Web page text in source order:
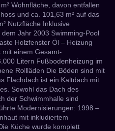
Wohnfläche, davon entfallen
und ca. 101,63 m² auf das
Nutzfläche Inklusive
Jahr 2003 Swimming-Pool
Holzfenster Öl – Heizung
einem Gesamt-
Litern Fußbodenheizung im
Rollläden Die Böden sind mit
Flachdach ist ein Kaltdach mit
Sowohl das Dach des
der Schwimmhalle sind
Modernisierungen: 1998 –
mit inkludiertem
Küche wurde komplett